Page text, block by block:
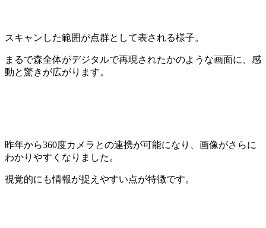
スキャンした範囲が点群として表される様子。
まるで森全体がデジタルで再現されたかのような画面に、感
動と驚きが広がります。
昨年から360度カメラとの連携が可能になり、画像がさらに
わかりやすくなりました。
視覚的にも情報が捉えやすい点が特徴です。